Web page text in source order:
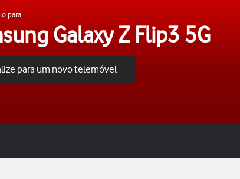
para
Galaxy Z Flip3 5G
para um novo telemóvel